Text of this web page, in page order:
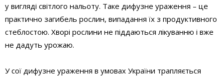
у вигляді світлого нальоту. Таке дифузне ураження – це
практично загибель рослин, випадання їх з продуктивного
стеблостою. Хворі рослини не піддаються лікуванню і вже
не дадуть урожаю.
У сої дифузне ураження в умовах України трапляється